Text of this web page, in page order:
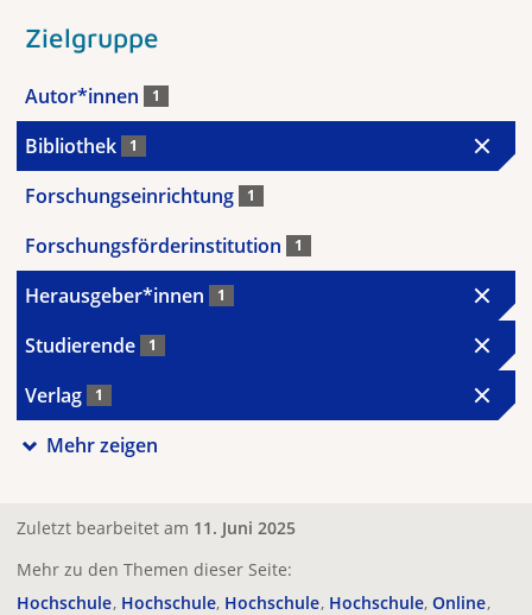
Zielgruppe
Autor*innen 1
Bibliothek 1
Forschungseinrichtung 1
Forschungsförderinstitution 1
Herausgeber*innen 1
Studierende 1
Verlag 1
Mehr zeigen
Zuletzt bearbeitet am 11. Juni 2025
Mehr zu den Themen dieser Seite:
Hochschule Hochschule Hochschule Hochschule Online